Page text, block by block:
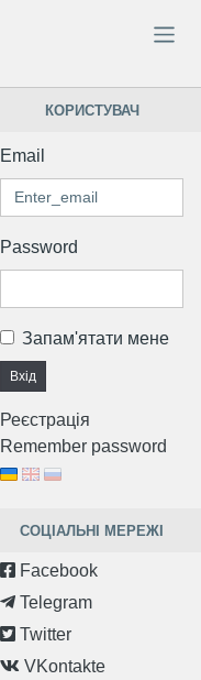
КОРИСТУВАЧ
Email
Password
Запам'ятати мене
Вхід
Реєстрація
Remember password
СОЦІАЛЬНІ МЕРЕЖІ
Facebook
Telegram
Twitter
VKontakte